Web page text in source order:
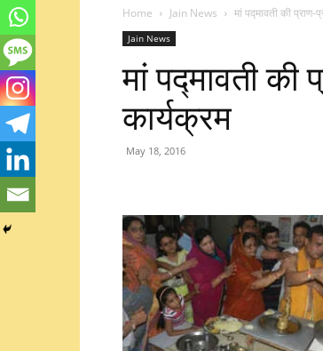
Home Jain News मां पद्मावती की प्राण-
Jain News
मां पद्मावती की
कार्यक्रम
May 18, 2016